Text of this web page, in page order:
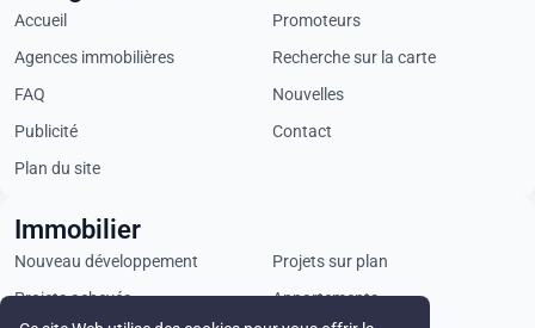
Accueil
Promoteurs
Agences immobilières
Recherche sur la carte
FAQ
Nouvelles
Publicité
Contact
Plan du site
Immobilier
Nouveau développement
Projets sur plan
Projets achevés
Appartements